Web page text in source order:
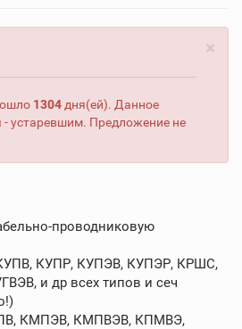
×
1304 дня(ей). Данное
- устаревшим. Предложение не
проводниковую
КУПР, КУПЭВ, КУПЭР, КРШС,
и др всех типов и сеч
КМПЭВ, КМПВЭВ, КПМВЭ,